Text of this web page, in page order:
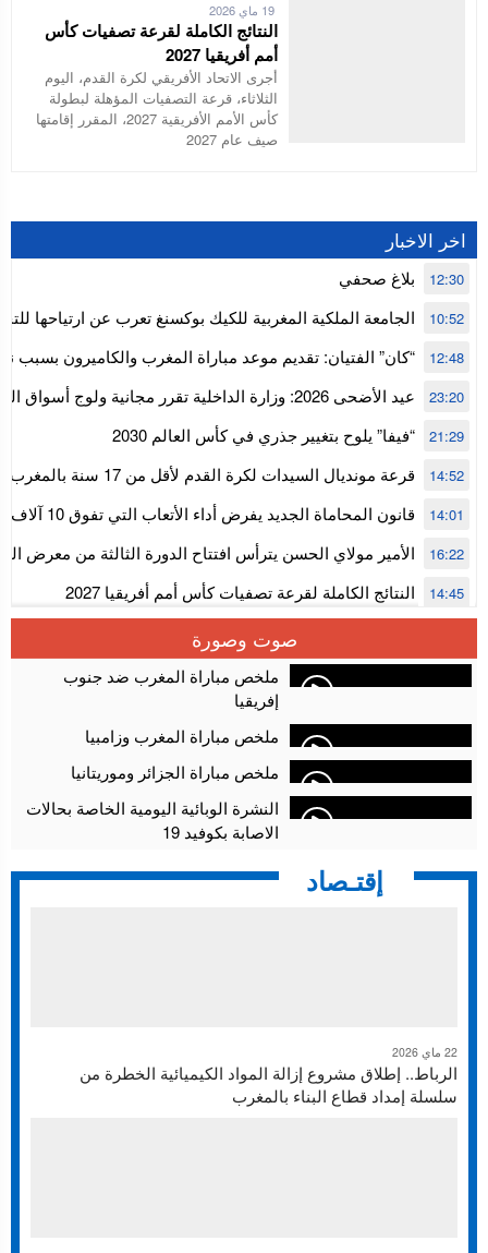
19 ماي 2026
النتائج الكاملة لقرعة تصفيات كأس
أمم أفريقيا 2027
أجرى الاتحاد الأفريقي لكرة القدم، اليوم
الثلاثاء، قرعة التصفيات المؤهلة لبطولة
كأس الأمم الأفريقية 2027، المقرر إقامتها
صيف عام 2027
اخر الاخبار
بلاغ صحفي 12:30
الجامعة الملكية المغربية للكيك بوكسنغ تعرب عن ارتياحها
للمجلس الأعلى للحسابات
10:52
“كان” الفتيان: تقديم موعد مباراة المغرب والكاميرون بسبب
إفريقيا
12:48
عيد الأضحى 2026: وزارة الداخلية تقرر مجانية ولوج
استنفار” لتنظيمها
23:20
“فيفا” يلوح بتغيير جذري في كأس العالم 2030 21:29
قرعة مونديال السيدات لكرة
المستوى الأول
14:52
قانون المحاماة الجديد يفرض أداء الأتعاب التي تفوق 10 آلاف درهم بالشيك 14:01
الأمير مولاي الحسن يترأس افتتاح الدورة الثالثة من معرض
الألعاب الإلكترونية
16:22
النتائج الكاملة لقرعة تصفيات كأس أمم أفريقيا 2027 14:45
سلا.. توقيف ثلاثة مروجين وحجز أكثر من 4300 قرص مخدر وكوكايين وإكستازي
أقراص مهلوسة داخل فضاء للشيشة تستنفر شرطة أكادير 12:48
صوت وصورة
ملخص مباراة المغرب ضد جنوب
إفريقيا
ملخص مباراة المغرب وزامبيا
ملخص مباراة الجزائر وموريتانيا
النشرة الوبائية اليومية الخاصة بحالات
الاصابة بكوفيد 19
إقتـصاد
22 ماي 2026
الرباط.. إطلاق مشروع إزالة المواد الكيميائية الخطرة من
سلسلة إمداد قطاع البناء بالمغرب